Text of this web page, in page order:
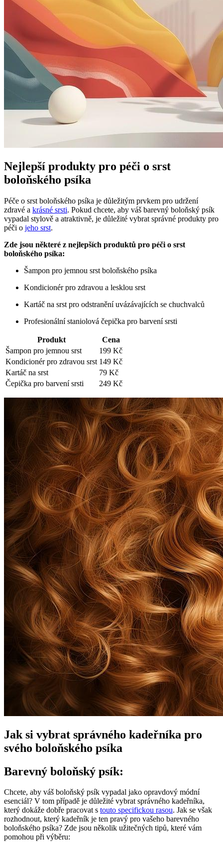
Nejlepší produkty pro péči ‍o‌ srst
boloňského psíka
Péče o srst ⁢boloňského psíka je ⁤důležitým⁢ prvkem pro udržení
zdravé a​ krásné srsti. Pokud chcete, aby váš‌ barevný ⁤boloňský psík
vypadal stylově a atraktivně, je důležité ‍vybrat správné produkty pro
péči⁣ o jeho srst.
Zde jsou některé z nejlepších produktů pro péči o srst
boloňského psíka:
Šampon pro jemnou srst boloňského ⁣psíka
Kondicionér pro zdravou a lesklou srst
Kartáč na srst⁤ pro odstranění uvázávajících se ⁣chuchvalců
Profesionální staniolová čepička pro barvení srsti
Produkt
Cena
Šampon pro jemnou ⁢srst
199 Kč
Kondicionér pro zdravou srst 149 Kč
Kartáč na srst
79‌ Kč
Čepička‌ pro barvení srsti
249 Kč
Jak si ⁢vybrat správného ⁤kadeřníka pro
svého boloňského psíka
Barevný⁣ boloňský ‍psík:
Chcete, aby‍ váš boloňský psík vypadal jako opravdový módní
esenciál? V tom⁣ případě je důležité vybrat správného kadeřníka,
který⁣ dokáže dobře ⁢pracovat s touto specifickou rasou. Jak se však
rozhodnout, který kadeřník ​je ten pravý pro vašeho barevného
boloňského psíka? Zde jsou několik užitečných‌ tipů, které vám
pomohou při výběru: